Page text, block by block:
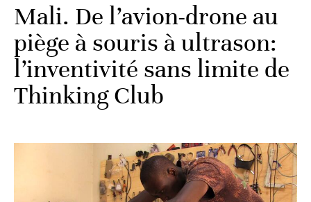
Mali. De l’avion-drone au
piège à souris à ultrason:
l’inventivité sans limite de
Thinking Club